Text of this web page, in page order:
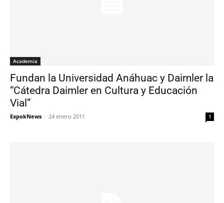
Academia
Fundan la Universidad Anáhuac y Daimler la
“Cátedra Daimler en Cultura y Educación
Vial”
ExpokNews - 24 enero 2011 1